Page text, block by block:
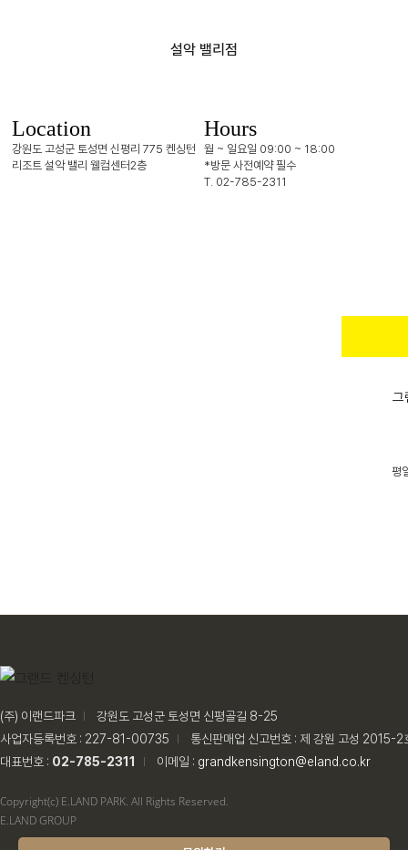
설악 밸리점
Location
강원도 고성군 토성면 신평리 775켄싱턴
리조트 설악 밸리 웰컴센터2층
Hours
월 ~ 일요일 09:00 ~ 18:00
*방문 사전예약 필수
T. 02-785-2311
그
평
(주) 이랜드파크
강원도 고성군 토성면 신평골길 8-25
사업자등록번호 : 227-81-00735
통신판매업 신고번호 : 제 강원 고성 2015-2
대표번호 : 02-785-2311 이메일 : grandkensington@eland.co.kr
Copyright(c) E.LAND PARK. All Rights Reserved.
E.LAND GROUP